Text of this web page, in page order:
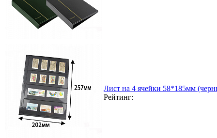
Лист на 4 ячейки 58*185мм
Рейтинг: